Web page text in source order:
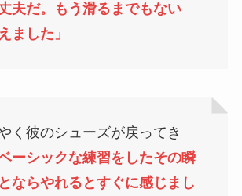
夫だ。もう滑るまでもない
ました」
く彼のシューズが戻ってき
ーシックな練習をしたその瞬
ならやれるとすぐに感じまし